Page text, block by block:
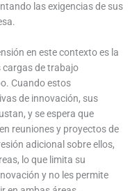
las exigencias de sus
en este contexto es la
cargas de trabajo
Cuando estos
de innovación, sus
y se espera que
reuniones y proyectos de
adicional sobre ellos,
lo que limita su
y no les permite